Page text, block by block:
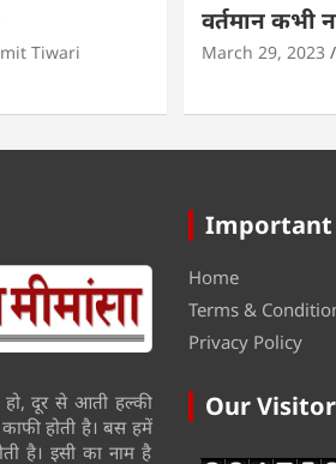
Tiwari
वर्तमान कभी
March 29, 2023
हो, दूर से आती हल्की
काफी होती है। बस हमें
है। इसी का नाम है
Important
Home
Terms &
Privacy Policy
Our